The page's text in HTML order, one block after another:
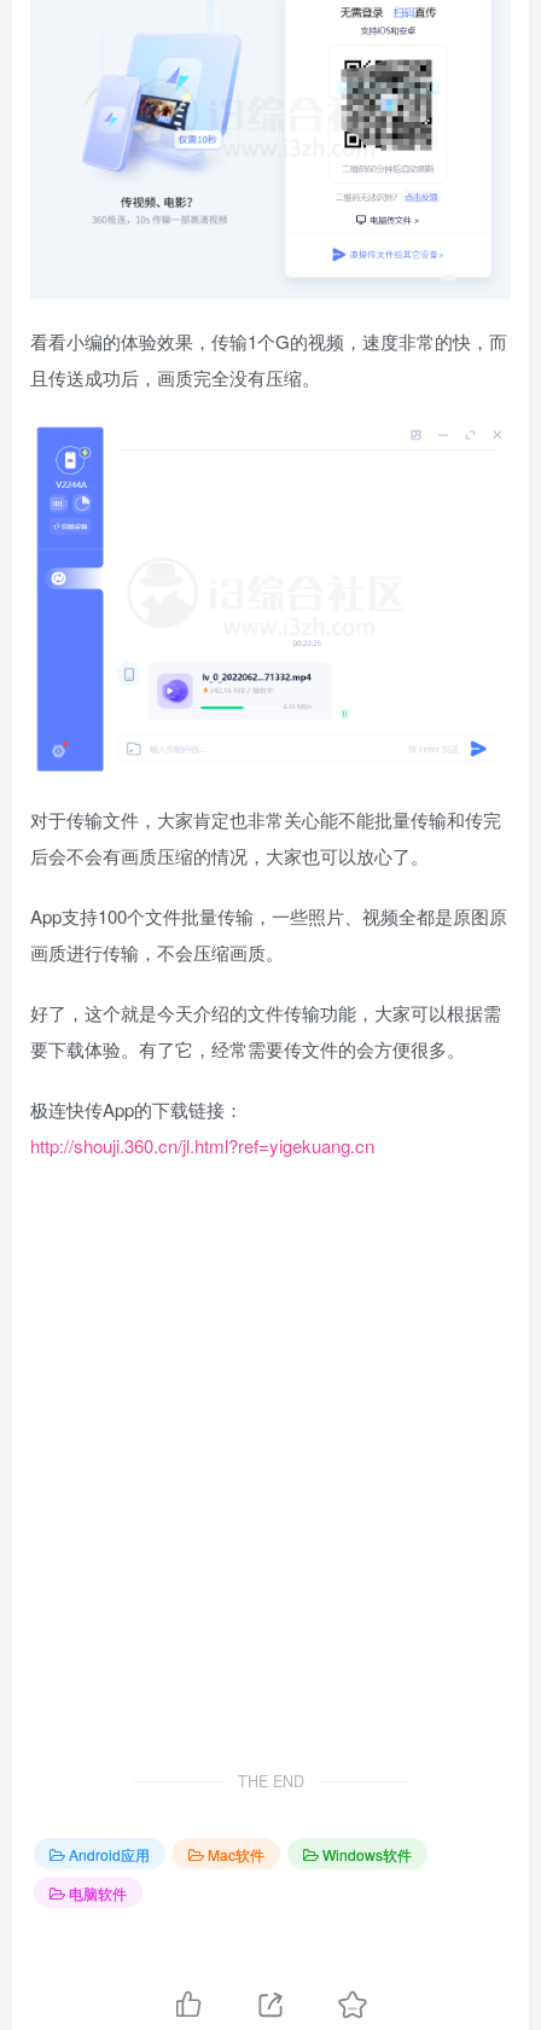
看看小编的体验效果，传输1个G的视频，速度非常的快，而
且传送成功后，画质完全没有压缩。
对于传输文件，大家肯定也非常关心能不能批量传输和传完
后会不会有画质压缩的情况，大家也可以放心了。
App支持100个文件批量传输，一些照片、视频全都是原图原
画质进行传输，不会压缩画质。
好了，这个就是今天介绍的文件传输功能，大家可以根据需
要下载体验。有了它，经常需要传文件的会方便很多。
​极连快传App的下载链接：
http://shouji.360.cn/jl.html?ref=yigekuang.cn
THE END
Android应用 Mac软件
Windows软件
电脑软件